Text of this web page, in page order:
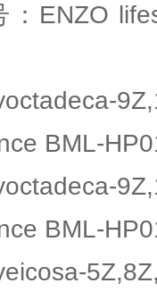
ENZO
BML-
BML-